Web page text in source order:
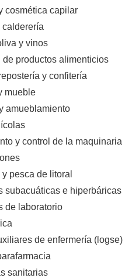
cosmética capilar
y vinos
productos alimenticios
y confitería
mueble
amueblamiento
y control de la maquinaria
pesca de litoral
subacuáticas e hiperbáricas
de laboratorio
de enfermería (logse)
sanitarias